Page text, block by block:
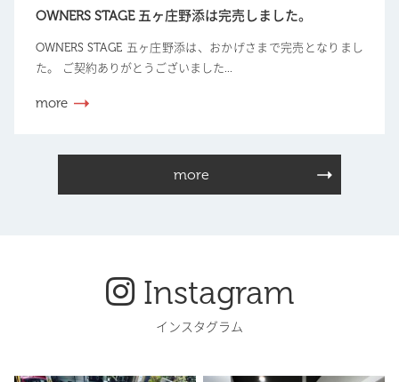
OWNERS STAGE 五ヶ庄野添は完売しました。
OWNERS STAGE 五ヶ庄野添は、おかげさまで完売となりまし
た。 ご契約ありがとうございました...
more
more
Instagram
インスタグラム